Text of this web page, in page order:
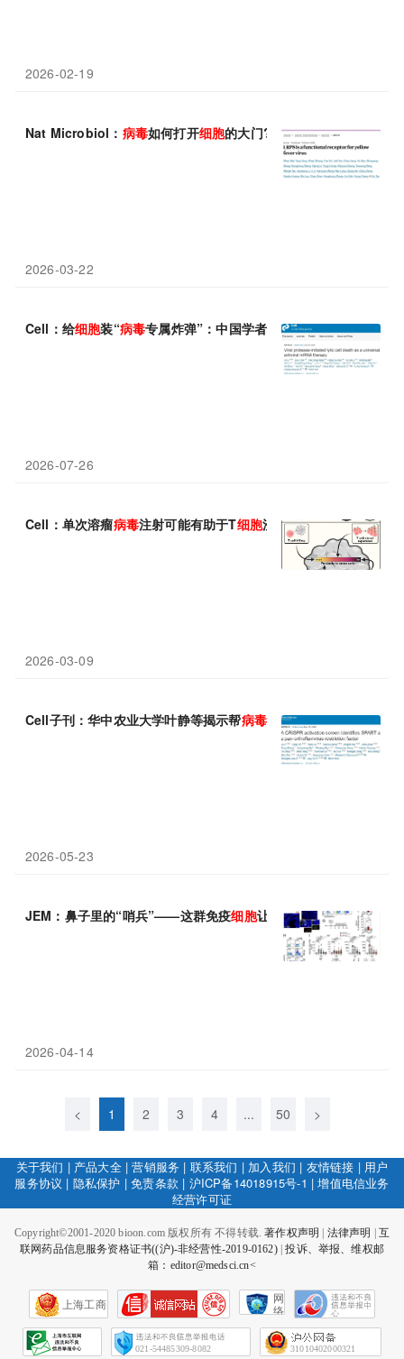
2026-02-19
Nat Microbiol： 病毒如何打开细胞的大门?首都医科大学谭旭团队
2026-03-22
Cell：给细胞装“病毒专属炸弹”：中国学者发现mRNA指令让感染
2026-07-26
Cell：单次溶瘤病毒注射可能有助于T细胞浸润胶质母细胞瘤
2026-03-09
Cell子刊：华中农业大学叶静等揭示帮病毒 脱壳的细胞“内应
2026-05-23
JEM：鼻子里的“哨兵”——这群免疫细胞让流感病毒刚进门就被盯
2026-04-14
< 1 2 3 4 ... 50 >
关于我们 | 产品大全|营销服务 | 联系我们 | 加入我们 | 友情链接 | 用户
服务协议 | 隐私保护 |免责条款 | 沪ICP备14018915号-1 |增值电信业务
经营许可证
Copyright©2001-2020 bioon.com 版权所有 不得转载.著作权声明 法律声明
互
联网药品信息服务资格证书((沪)-非经营性-2019-0162)|投诉、举报、维权邮
箱：editor@medsci.cn<
上海工商
网
络
会
征
021-54485309-8082 31010402000321